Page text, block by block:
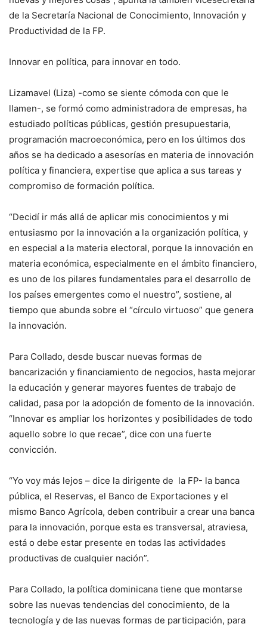
de la Secretaría Nacional de Conocimiento, Innovación y
Productividad de la FP.
Innovar en política, para innovar en todo.
Lizamavel (Liza) -como se siente cómoda con que le
llamen-, se formó como administradora de empresas, ha
estudiado políticas públicas, gestión presupuestaria,
programación macroeconómica, pero en los últimos dos
años se ha dedicado a asesorías en materia de innovación
política y financiera, expertise que aplica a sus tareas y
compromiso de formación política.
“Decidí ir más allá de aplicar mis conocimientos y mi
entusiasmo por la innovación a la organización política, y
en especial a la materia electoral, porque la innovación en
materia económica, especialmente en el ámbito financiero,
es uno de los pilares fundamentales para el desarrollo de
los países emergentes como el nuestro”, sostiene, al
tiempo que abunda sobre el “círculo virtuoso” que genera
la innovación.
Para Collado, desde buscar nuevas formas de
bancarización y financiamiento de negocios, hasta mejorar
la educación y generar mayores fuentes de trabajo de
calidad, pasa por la adopción de fomento de la innovación.
“Innovar es ampliar los horizontes y posibilidades de todo
aquello sobre lo que recae”, dice con una fuerte
convicción.
“Yo voy más lejos – dice la dirigente de la FP- la banca
pública, el Reservas, el Banco de Exportaciones y el
mismo Banco Agrícola, deben contribuir a crear una banca
para la innovación, porque esta es transversal, atraviesa,
está o debe estar presente en todas las actividades
productivas de cualquier nación”.
Para Collado, la política dominicana tiene que montarse
sobre las nuevas tendencias del conocimiento, de la
tecnología y de las nuevas formas de participación, para